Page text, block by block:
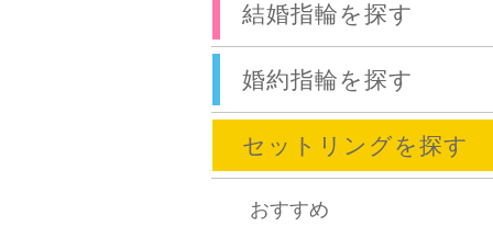
結婚指輪を探す
婚約指輪を探す
セットリングを探す
おすすめ